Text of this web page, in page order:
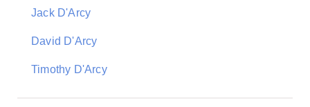
Jack D'Arcy
David D'Arcy
Timothy D'Arcy